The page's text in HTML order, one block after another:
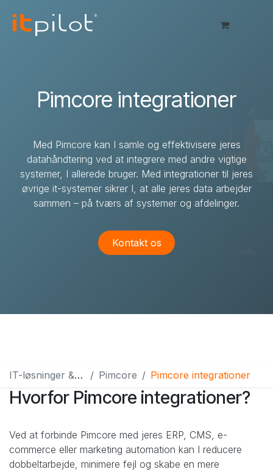
Pimcore integrationer
Med Pimcore kan I samle og effektivisere jeres
datahåndtering ved at integrere med andre vigtige
systemer, I allerede bruger. Med integrationer til jeres
øvrige it-systemer sikrer I, at alle jeres data arbejder
sammen – på tværs af systemer og afdelinger.
Kontakt os
IT-løsninger & services Pimcore Pimcore integrationer
Hvorfor Pimcore integrationer?
Ved at forbinde Pimcore med jeres ERP, CMS, e-
commerce eller marketing automation kan I reducere
dobbeltarbejde, minimere fejl og skabe en mere